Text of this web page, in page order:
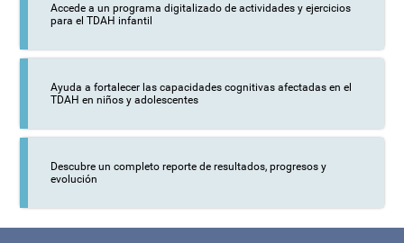
Accede a un programa digitalizado de actividades y ejercicios
para el TDAH infantil
Ayuda a fortalecer las capacidades cognitivas afectadas en el
TDAH en niños y adolescentes
Descubre un completo reporte de resultados, progresos y
evolución